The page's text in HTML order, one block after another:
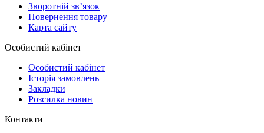
Зворотній зв’язок
Повернення товару
Карта сайту
Особистий кабінет
Особистий кабінет
Історія замовлень
Закладки
Розсилка новин
Контакти